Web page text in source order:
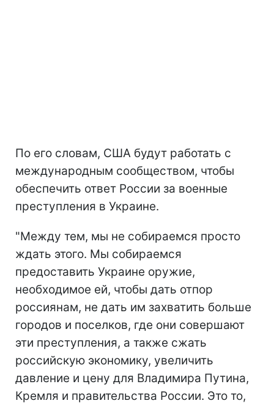
По его словам, США будут работать с
международным сообществом, чтобы
обеспечить ответ России за военные
преступления в Украине.
"Между тем, мы не собираемся просто
ждать этого. Мы собираемся
предоставить Украине оружие,
необходимое ей, чтобы дать отпор
россиянам, не дать им захватить больше
городов и поселков, где они совершают
эти преступления, а также сжать
российскую экономику, увеличить
давление и цену для Владимира Путина,
Кремля и правительства России. Это то,